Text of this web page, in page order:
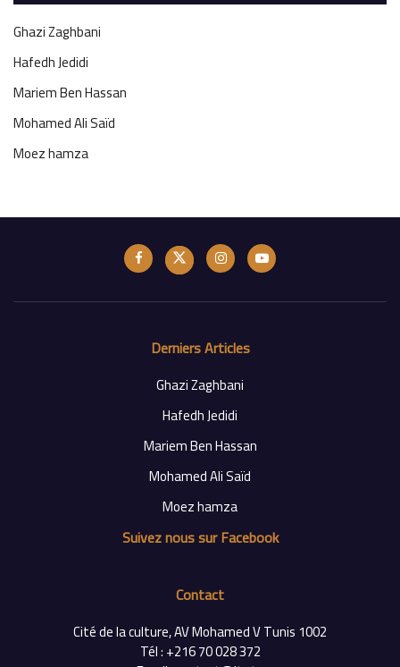
Ghazi Zaghbani
Hafedh Jedidi
Mariem Ben Hassan
Mohamed Ali Saïd
Moez hamza
Derniers Articles
Ghazi Zaghbani
Hafedh Jedidi
Mariem Ben Hassan
Mohamed Ali Saïd
Moez hamza
Suivez nous sur Facebook
Contact
Cité de la culture, AV Mohamed V Tunis 1002
Tél : +216 70 028 372